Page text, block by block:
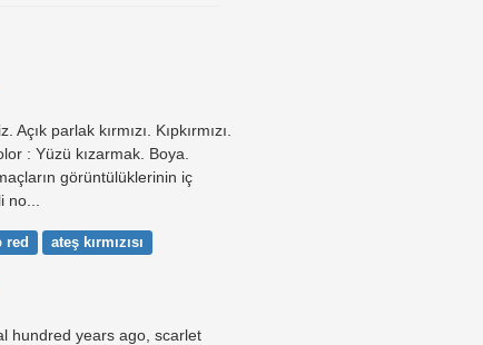
Açık parlak kırmızı. Kıpkırmızı.
: Yüzü kızarmak. Boya.
görüntülüklerinin iç
red ateş kırmızısı
hundred years ago, scarlet